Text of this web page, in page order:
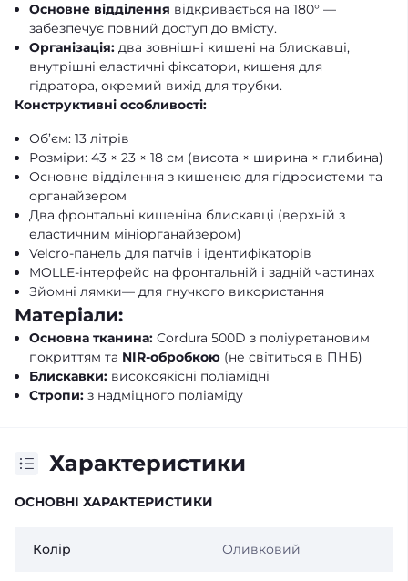
Основне відділення відкривається на 180° —
забезпечує повний доступ до вмісту.
Організація: два зовнішні кишені на блискавці,
внутрішні еластичні фіксатори, кишеня для
гідратора, окремий вихід для трубки.
Конструктивні особливості:
Об’єм: 13 літрів
Розміри: 43 × 23 × 18 см (висота × ширина × глибина)
Основне відділення з кишенею для гідросистеми та
органайзером
Два фронтальні кишеніна блискавці (верхній з
еластичним мініорганайзером)
Velcro-панель для патчів і ідентифікаторів
MOLLE-інтерфейс на фронтальній і задній частинах
Зйомні лямки— для гнучкого використання
Матеріали:
Основна тканина: Cordura 500D з поліуретановим
покриттям та NIR-обробкою (не світиться в ПНБ)
Блискавки: високоякісні поліамідні
Стропи: з надміцного поліаміду
Характеристики
ОСНОВНІ ХАРАКТЕРИСТИКИ
Колір Оливковий